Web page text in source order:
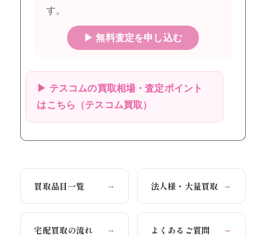
す。
▶ 無料査定を申し込む
▶ テスコムの買取相場・査定ポイント
はこちら（テスコム買取）
買取品目一覧 → 法人様・大量買取 →
宅配買取の流れ → よくあるご質問 →